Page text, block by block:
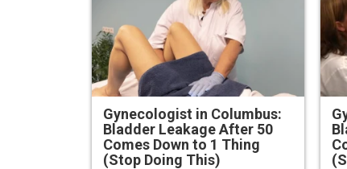
Gynecologist in Columbus:
Bladder Leakage After 50
Comes Down to 1 Thing
(Stop Doing This)